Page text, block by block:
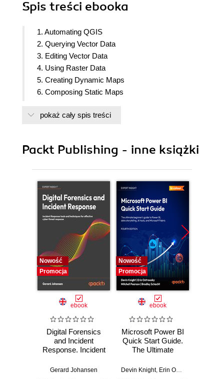
Spis treści ebooka
1. Automating QGIS
2. Querying Vector Data
3. Editing Vector Data
4. Using Raster Data
5. Creating Dynamic Maps
6. Composing Static Maps
8. QGIS Workflows
pokaż cały spis treści
Packt Publishing - inne książki
Nowość
Promocja
ebook
Digital Forensics
and Incident
Response. Incident
and techniques for
Gerard Johansen
Nowość
Promocja
ebook
Microsoft Power BI
Quick Start Guide.
The Ultimate
to Power BI, Data
Devin Knight, Erin Ostrowsky